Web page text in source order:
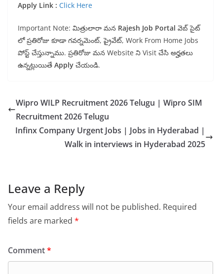
Apply Link : Click Here
Important Note: మిత్రులారా మన Rajesh Job Portal వెబ్ సైట్
లో ప్రతిరోజు కూడా గవర్నమెంట్, ప్రైవేట్, Work From Home Jobs
పోస్ట్ చేస్తున్నాము. ప్రతిరోజు మన Website ని Visit చేసి అర్హతలు
ఉన్నట్లుయితే Apply చేయండి.
Wipro WILP Recruitment 2026 Telugu | Wipro SIM
Recruitment 2026 Telugu
Infinx Company Urgent Jobs | Jobs in Hyderabad |
Walk in interviews in Hyderabad 2025
Leave a Reply
Your email address will not be published. Required
fields are marked *
Comment*